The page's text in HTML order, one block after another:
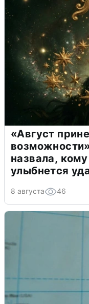
«Август
назвала,
улыбнется
8 августа 46